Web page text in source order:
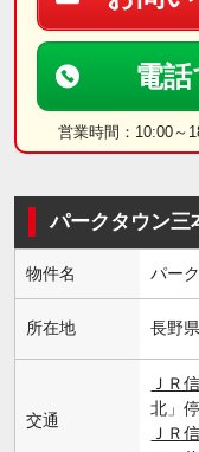
電
営業時間：10:00～
パークタウン三
物件名 パー
所在地 長野
交通
ＪＲ
北」
ＪＲ